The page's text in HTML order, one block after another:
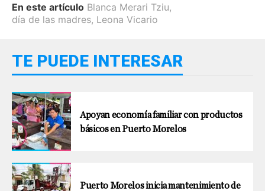
En este artículo Blanca Merari Tziu,
día de las madres, Leona Vicario
TE PUEDE INTERESAR
Apoyan economía familiar con productos
básicos en Puerto Morelos
Puerto Morelos inicia mantenimiento de